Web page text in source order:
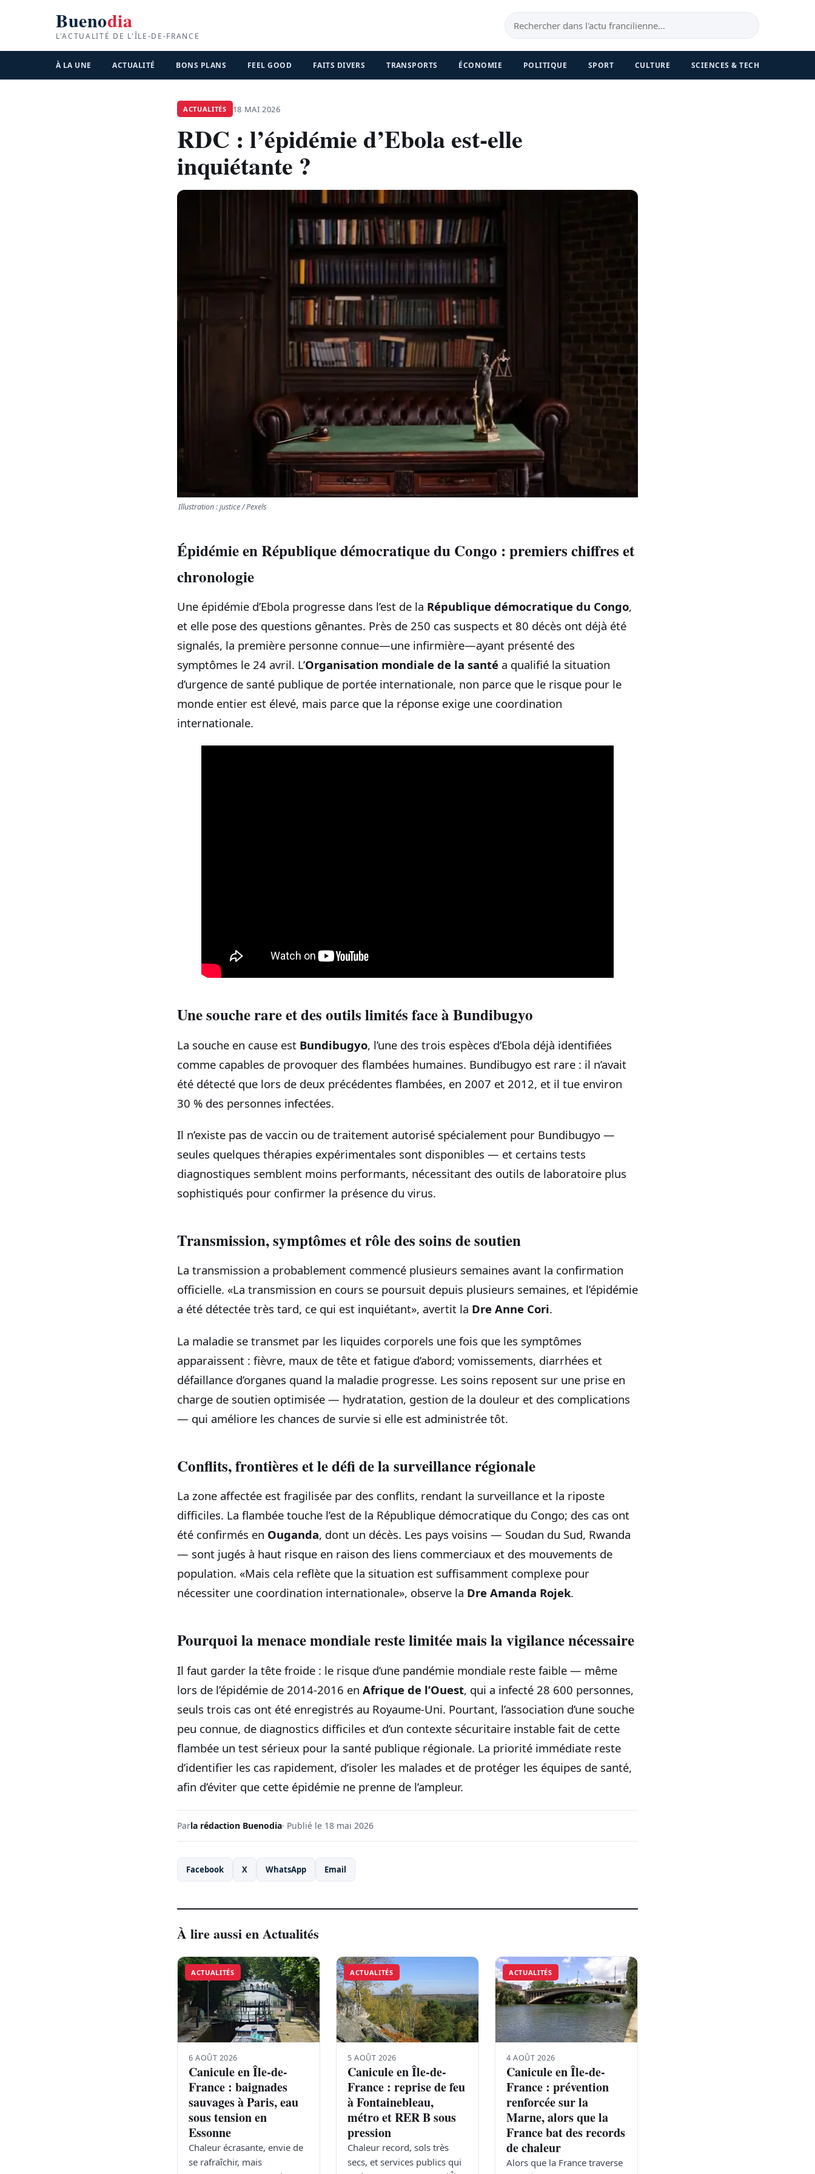
Buenodia
L'ACTUALITÉ DE L'ÎLE-DE-FRANCE
À LA UNE ACTUALITÉ BONS PLANS FEEL GOOD FAITS DIVERS TRANSPORTS ÉCONOMIE POLITIQUE SPORT CULTURE SCIENCES & TECH
ACTUALITÉS 18 MAI 2026
RDC : l’épidémie d’Ebola est-elle
inquiétante ?
Illustration : justice / Pexels
Épidémie en République démocratique du Congo : premiers chiffres et
chronologie
Une épidémie d’Ebola progresse dans l’est de la République démocratique du Congo,
et elle pose des questions gênantes. Près de 250 cas suspects et 80 décès ont déjà été
signalés, la première personne connue—une infirmière—ayant présenté des
symptômes le 24 avril. L’Organisation mondiale de la santé a qualifié la situation
d’urgence de santé publique de portée internationale, non parce que le risque pour le
monde entier est élevé, mais parce que la réponse exige une coordination
internationale.
Une souche rare et des outils limités face à Bundibugyo
La souche en cause est Bundibugyo, l’une des trois espèces d’Ebola déjà identifiées
comme capables de provoquer des flambées humaines. Bundibugyo est rare : il n’avait
été détecté que lors de deux précédentes flambées, en 2007 et 2012, et il tue environ
30 % des personnes infectées.
Il n’existe pas de vaccin ou de traitement autorisé spécialement pour Bundibugyo —
seules quelques thérapies expérimentales sont disponibles — et certains tests
diagnostiques semblent moins performants, nécessitant des outils de laboratoire plus
sophistiqués pour confirmer la présence du virus.
Transmission, symptômes et rôle des soins de soutien
La transmission a probablement commencé plusieurs semaines avant la confirmation
officielle. «La transmission en cours se poursuit depuis plusieurs semaines, et l’épidémie
a été détectée très tard, ce qui est inquiétant», avertit la Dre Anne Cori.
La maladie se transmet par les liquides corporels une fois que les symptômes
apparaissent : fièvre, maux de tête et fatigue d’abord; vomissements, diarrhées et
défaillance d’organes quand la maladie progresse. Les soins reposent sur une prise en
charge de soutien optimisée — hydratation, gestion de la douleur et des complications
— qui améliore les chances de survie si elle est administrée tôt.
Conflits, frontières et le défi de la surveillance régionale
La zone affectée est fragilisée par des conflits, rendant la surveillance et la riposte
difficiles. La flambée touche l’est de la République démocratique du Congo; des cas ont
été confirmés en Ouganda, dont un décès. Les pays voisins — Soudan du Sud, Rwanda
— sont jugés à haut risque en raison des liens commerciaux et des mouvements de
population. «Mais cela reflète que la situation est suffisamment complexe pour
nécessiter une coordination internationale», observe la Dre Amanda Rojek.
Pourquoi la menace mondiale reste limitée mais la vigilance nécessaire
Il faut garder la tête froide : le risque d’une pandémie mondiale reste faible — même
lors de l’épidémie de 2014-2016 en Afrique de l’Ouest, qui a infecté 28 600 personnes,
seuls trois cas ont été enregistrés au Royaume-Uni. Pourtant, l’association d’une souche
peu connue, de diagnostics difficiles et d’un contexte sécuritaire instable fait de cette
flambée un test sérieux pour la santé publique régionale. La priorité immédiate reste
d’identifier les cas rapidement, d’isoler les malades et de protéger les équipes de santé,
afin d’éviter que cette épidémie ne prenne de l’ampleur.
Parla rédaction Buenodia· Publié le 18 mai 2026
Facebook X WhatsApp Email
À lire aussi en Actualités
ACTUALITÉS
6 AOÛT 2026
Canicule en Île-de-
France : baignades
sauvages à Paris, eau
sous tension en
Essonne
Chaleur écrasante, envie de
se rafraîchir, mais
ACTUALITÉS
5 AOÛT 2026
Canicule en Île-de-
France : reprise de feu
à Fontainebleau,
métro et RER B sous
pression
Chaleur record, sols très
secs, et services publics qui
ACTUALITÉS
4 AOÛT 2026
Canicule en Île-de-
France : prévention
renforcée sur la
Marne, alors que la
France bat des records
de chaleur
Alors que la France traverse